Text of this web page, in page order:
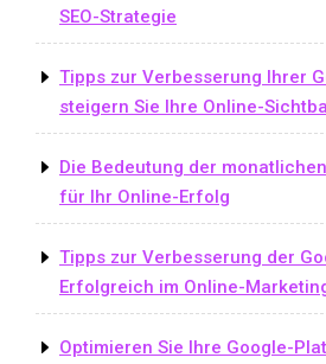
SEO-Strategie
Tipps zur Verbesserung Ihrer
steigern Sie Ihre Online-
Die Bedeutung der
für Ihr Online-Erfolg
Tipps zur Verbesserung der
Erfolgreich im Online-
Optimieren Sie Ihre Google-